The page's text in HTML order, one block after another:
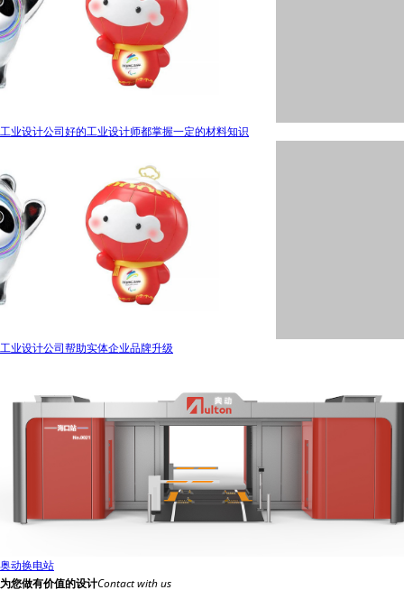
工业设计公司好的工业设计师都掌握一定的材料知识
工业设计公司帮助实体企业品牌升级
奥动换电站
为您做有价值的设计Contact with us